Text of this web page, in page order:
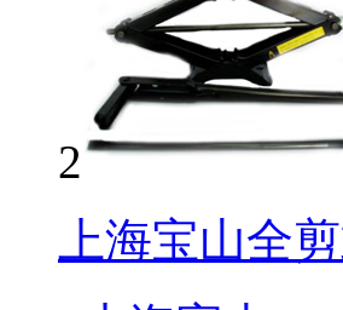
2
上海宝山全